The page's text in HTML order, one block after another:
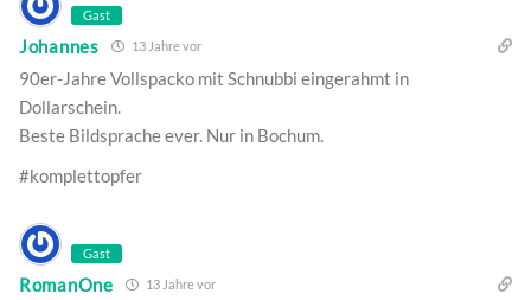
Gast
Johannes 13 Jahre vor
90er-Jahre Vollspacko mit Schnubbi eingerahmt in
Dollarschein.
Beste Bildsprache ever. Nur in Bochum.
#komplettopfer
Gast
RomanOne 13 Jahre vor